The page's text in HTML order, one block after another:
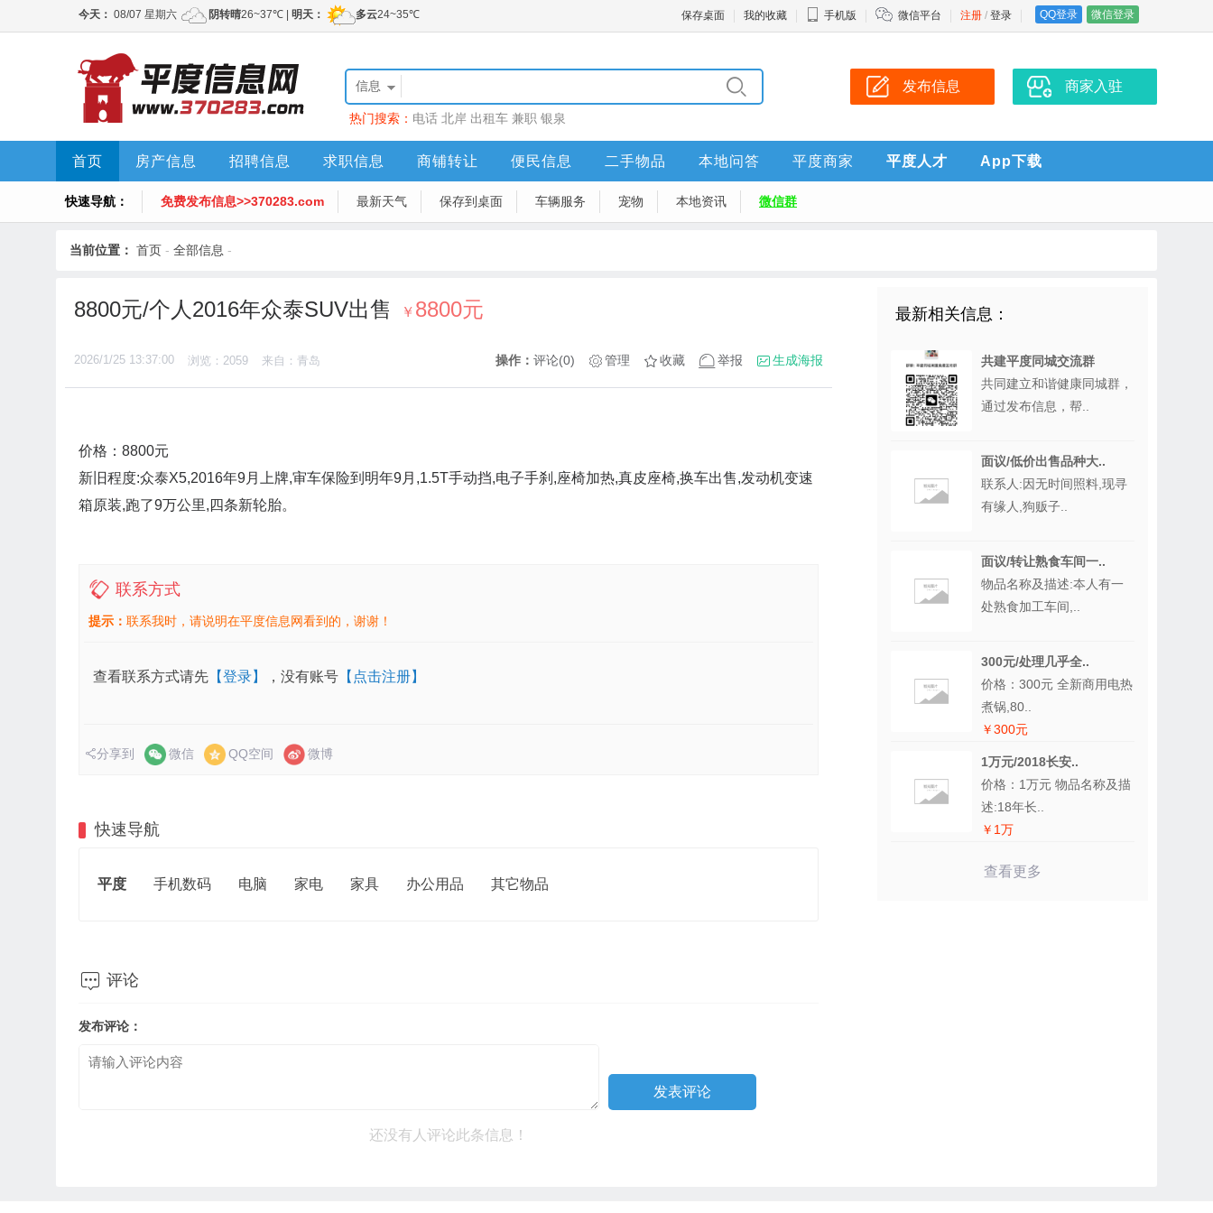
注册 / 登录 QQ登录 微信登录
保存桌面 我的收藏 手机版 微信平台
信息
热门搜索： 电话 北岸 出租车 兼职 银泉
发布信息 商家入驻
首页 房产信息 招聘信息 求职信息 商铺转让 便民信息 二手物品 本地问答 平度商家 平度人才 App下载
快速导航： 免费发布信息>>370283.com 最新天气 保存到桌面 车辆服务 宠物 本地资讯 微信群
当前位置： 首页 - 全部信息 -
8800元/个人2016年众泰SUV出售 ￥ 8800元
2026/1/25 13:37:00 浏览：2059 来自：青岛 操作： 评论(0) 管理 收藏 举报 生成海报
价格：8800元
新旧程度:众泰X5,2016年9月上牌,审车保险到明年9月,1.5T手动挡,电子手刹,座椅加热,真皮座椅,换车出售,发动机变速
箱原装,跑了9万公里,四条新轮胎。
联系方式
提示： 联系我时，请说明在平度信息网看到的，谢谢！
查看联系方式请先 【登录】 ，没有账号 【点击注册】
分享到 微信 QQ空间 微博
快速导航
平度 手机数码 电脑 家电 家具 办公用品 其它物品
 评论
发布评论：
还没有人评论此条信息！
最新相关信息：
共建平度同城交流群
共同建立和谐健康同城群，
通过发布信息，帮..
面议/低价出售品种大..
联系人:因无时间照料,现寻
有缘人,狗贩子..
面议/转让熟食车间一..
物品名称及描述:夲人有一
处熟食加工车间,..
300元/处理几乎全..
价格：300元 全新商用电热
煮锅,80..
￥300元
1万元/2018长安..
价格：1万元 物品名称及描
述:18年长..
￥1万
查看更多